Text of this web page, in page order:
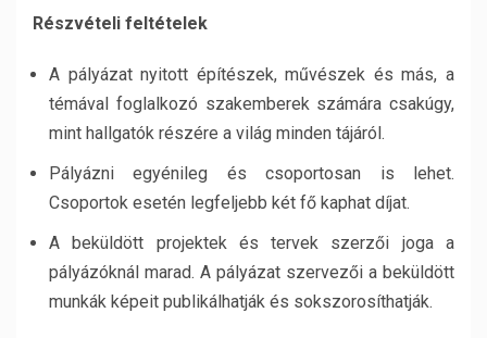
Részvételi feltételek
A pályázat nyitott építészek, művészek és más, a
témával foglalkozó szakemberek számára csakúgy,
mint hallgatók részére a világ minden tájáról.
Pályázni egyénileg és csoportosan is lehet.
Csoportok esetén legfeljebb két fő kaphat díjat.
A beküldött projektek és tervek szerzői joga a
pályázóknál marad. A pályázat szervezői a beküldött
munkák képeit publikálhatják és sokszorosíthatják.